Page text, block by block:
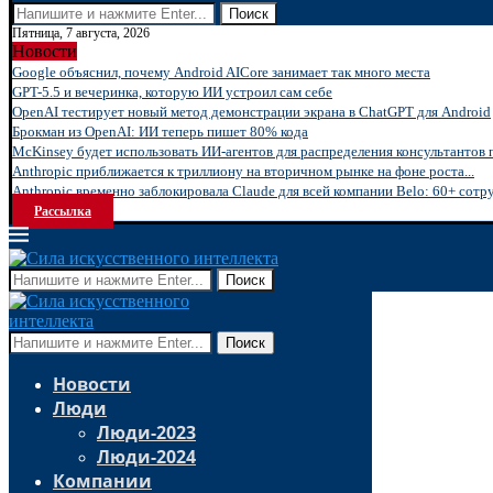
Поиск
Пятница, 7 августа, 2026
Новости
Google объяснил, почему Android AICore занимает так много места
GPT-5.5 и вечеринка, которую ИИ устроил сам себе
OpenAI тестирует новый метод демонстрации экрана в ChatGPT для Android
Брокман из OpenAI: ИИ теперь пишет 80% кода
McKinsey будет использовать ИИ-агентов для распределения
Anthropic приближается к триллиону на вторичном рынке на фоне роста...
Anthropic временно заблокировала Claude для всей компании Belo: 60+
Рассылка
Поиск
Поиск
Новости
Люди
Люди-2023
Люди-2024
Компании